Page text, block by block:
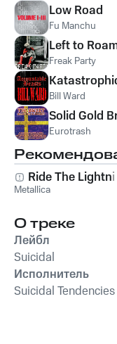
Low Road
Fu Manchu
Left to
Freak Party
Bill Ward
Solid Gold
Eurotrash
Ride The
Metallica
О треке
Лейбл
Suicidal
Исполнитель
Suicidal Tendencies